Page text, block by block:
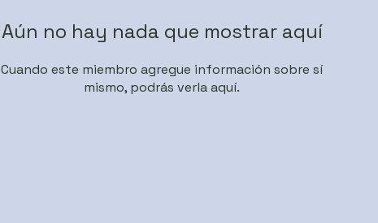
Aún no hay nada que mostrar aquí
Cuando este miembro agregue información sobre sí
mismo, podrás verla aquí.